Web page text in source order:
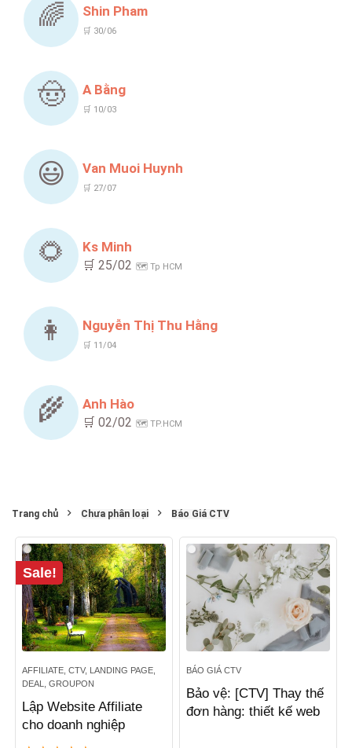
🌈 Shin Pham
🛒 30/06
🤠 A Bằng
🛒 10/03
😃 Van Muoi Huynh
🛒 27/07
🌻 Ks Minh
🛒 25/02 🗺️ Tp HCM
👩 Nguyễn Thị Thu Hằng
🛒 11/04
🌾 Anh Hào
🛒 02/02 🗺️ TP.HCM
Trang chủ Chưa phân loại Báo Giá CTV
Sale!
AFFILIATE, CTV, LANDING PAGE,
DEAL, GROUPON
Lập Website Affiliate
cho doanh nghiệp
BÁO GIÁ CTV
Bảo vệ: [CTV] Thay thế
đơn hàng: thiết kế web